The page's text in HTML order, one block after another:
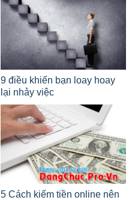
9 điều khiến bạn loay hoay
lại nhảy việc
5 Cách kiếm tiền online nên